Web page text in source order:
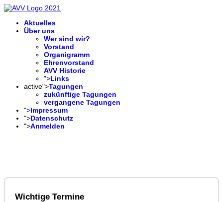
Aktuelles
Über uns
Wer sind wir?
Vorstand
Organigramm
Ehrenvorstand
AVV Historie
">Links
active">Tagungen
zukünftige Tagungen
vergangene Tagungen
">Impressum
">Datenschutz
">Anmelden
Wichtige Termine